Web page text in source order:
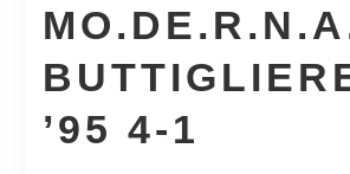
’95 4-1